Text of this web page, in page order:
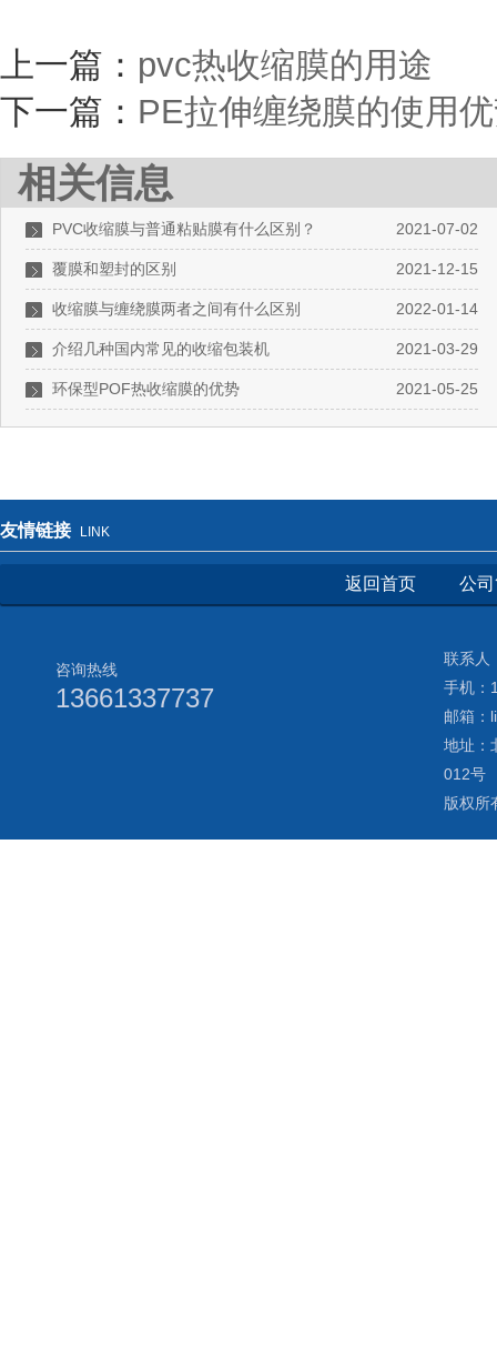
上一篇： pvc热收缩膜的用途
下一篇： PE拉伸缠绕膜的使用
相关信息
2021-07-02
PVC收缩膜与普通粘贴膜有什么区别？
2021-12-15
覆膜和塑封的区别
2022-01-14
收缩膜与缠绕膜两者之间有什么区别
2021-03-29
介绍几种国内常见的收缩包装机
2021-05-25
环保型POF热收缩膜的优势
友情链接 LINK
返回首页 公
咨询热线
13661337737
联系
手机：
邮箱：
地址：
012号
版权